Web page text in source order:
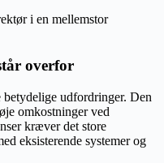
i en mellemstor
overfor
udfordringer. Den
omkostninger ved
kræver det store
eksisterende systemer og